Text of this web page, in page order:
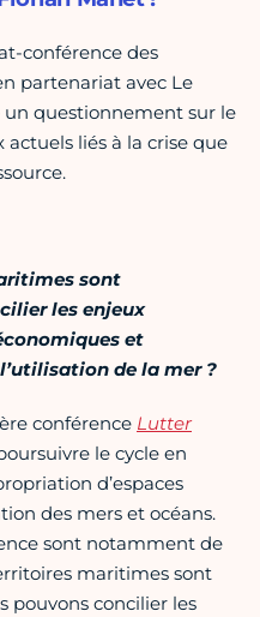
conférence des
partenariat avec Le
un questionnement sur le
actuels liés à la crise que
sont
les enjeux
et
de la mer ?
conférence Lutter
le cycle en
d’espaces
des mers et océans.
sont notamment de
maritimes sont
pouvons concilier les